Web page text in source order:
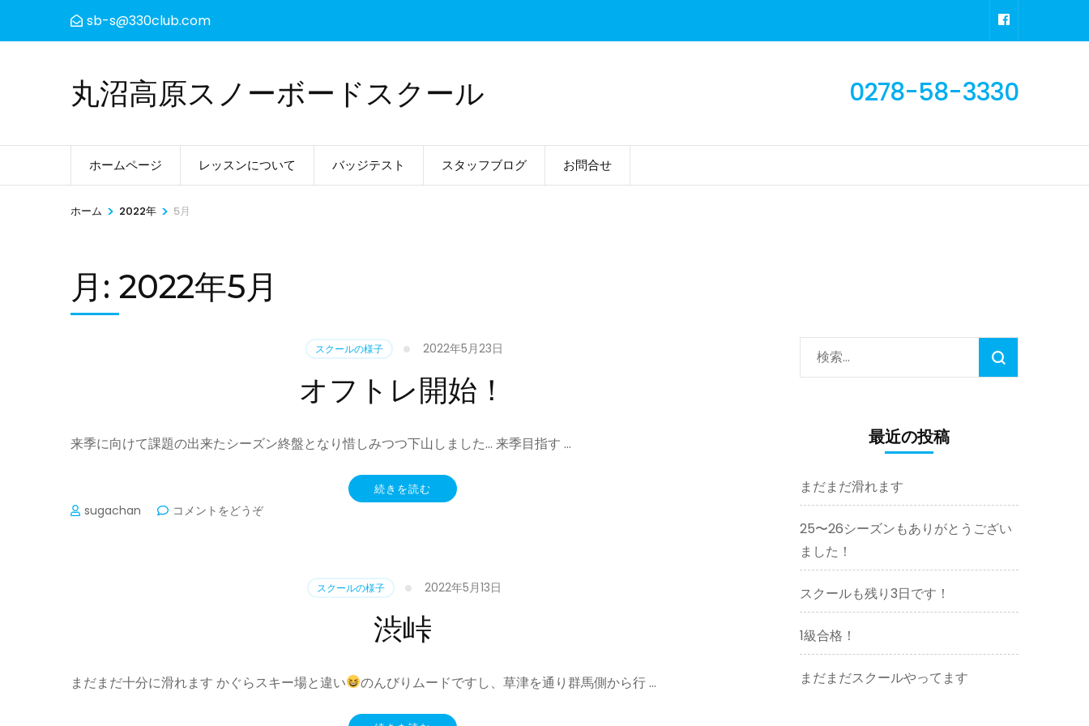
ス
ッ
sb-s@330club.com
丸沼高原スノーボードスクール 0278-58-3330
ホームページ レッスンについて バッジテスト スタッフブログ お問合せ
ホーム > 2022年 > 5月
月: 2022年5月
スクールの様子 2022年5月23日
オフトレ開始！
来季に向けて課題の出来たシーズン終盤となり惜しみつつ下山しました… 来季目指す …
続きを読む
sugachan コメントをどうぞ(オ
スクールの様子 2022年5月13日
渋峠
まだまだ十分に滑れます かぐらスキー場と違い のんびりムードですし、草津を通り群馬側から行 …
検
索:
最近の投稿
まだまだ滑れます
25〜26シーズンもありがとうござい
ました！
スクールも残り3日です！
1級合格！
まだまだスクールやってます